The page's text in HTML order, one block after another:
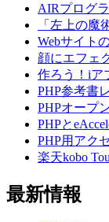
AIRプログ
「左上の魔
Webサイト
顔にエフェ
作ろう！iア
PHP参考書
PHPオープ
PHPと
PHP用アク
楽天kobo
最新情報